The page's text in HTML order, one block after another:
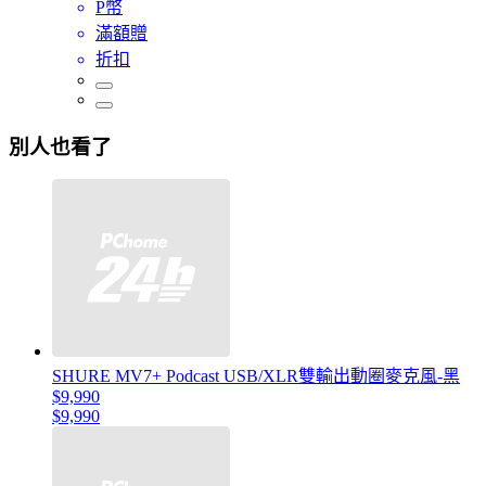
P幣
滿額贈
折扣
別人也看了
SHURE MV7+ Podcast USB/XLR雙輸出動圈麥克風-黑
$9,990
$9,990